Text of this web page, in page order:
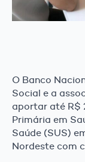
O Banco
Social e a
aportar até R$
Primária em
Saúde (SUS)
Nordeste com